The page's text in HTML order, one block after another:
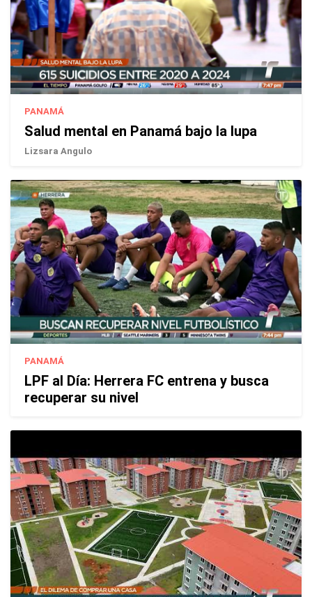
PANAMÁ
Salud mental en Panamá bajo la lupa
Lizsara Angulo
PANAMÁ
LPF al Día: Herrera FC entrena y busca
recuperar su nivel